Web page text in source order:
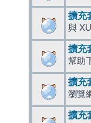
擴充
與
擴充
幫助
擴充
瀏覽
擴充